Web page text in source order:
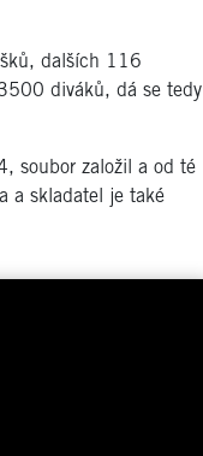
dalších 116
diváků, dá se tedy
soubor založil a od té
a skladatel je také